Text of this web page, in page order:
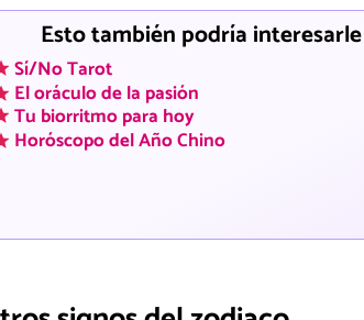
Esto también podría interesarle
Sí/No Tarot
El oráculo de la pasión
Tu biorritmo para hoy
Horóscopo del Año Chino